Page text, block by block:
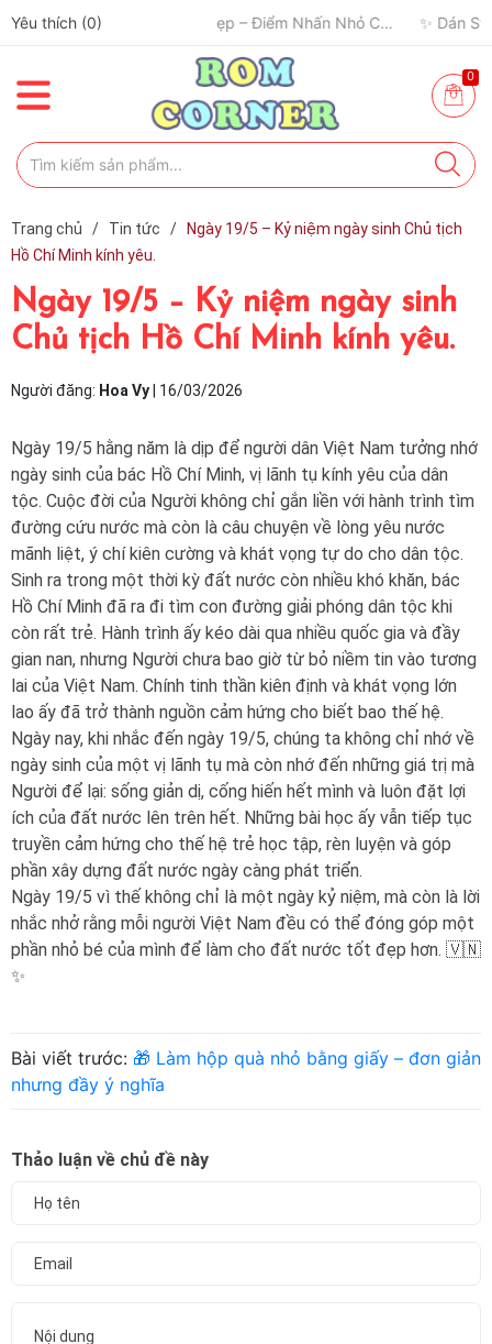
Yêu thích (0)
0
Trang chủ / Tin tức /
Ngày 19/5 – Kỷ niệm ngày sinh Chủ tịch
Hồ Chí Minh kính yêu.
Ngày 19/5 – Kỷ niệm ngày sinh
Chủ tịch Hồ Chí Minh kính yêu.
Người đăng: Hoa Vy 16/03/2026
Ngày 19/5 hằng năm là dịp để người dân Việt Nam tưởng nhớ
ngày sinh của bác Hồ Chí Minh, vị lãnh tụ kính yêu của dân
tộc. Cuộc đời của Người không chỉ gắn liền với hành trình tìm
đường cứu nước mà còn là câu chuyện về lòng yêu nước
mãnh liệt, ý chí kiên cường và khát vọng tự do cho dân tộc.
Sinh ra trong một thời kỳ đất nước còn nhiều khó khăn, bác
Hồ Chí Minh đã ra đi tìm con đường giải phóng dân tộc khi
còn rất trẻ. Hành trình ấy kéo dài qua nhiều quốc gia và đầy
gian nan, nhưng Người chưa bao giờ từ bỏ niềm tin vào tương
lai của Việt Nam. Chính tinh thần kiên định và khát vọng lớn
lao ấy đã trở thành nguồn cảm hứng cho biết bao thế hệ.
Ngày nay, khi nhắc đến ngày 19/5, chúng ta không chỉ nhớ về
ngày sinh của một vị lãnh tụ mà còn nhớ đến những giá trị mà
Người để lại: sống giản dị, cống hiến hết mình và luôn đặt lợi
ích của đất nước lên trên hết. Những bài học ấy vẫn tiếp tục
truyền cảm hứng cho thế hệ trẻ học tập, rèn luyện và góp
phần xây dựng đất nước ngày càng phát triển.
Ngày 19/5 vì thế không chỉ là một ngày kỷ niệm, mà còn là lời
nhắc nhở rằng mỗi người Việt Nam đều có thể đóng góp một
phần nhỏ bé của mình để làm cho đất nước tốt đẹp hơn. 🇻🇳
✨
Bài viết trước: 🎁 Làm hộp quà nhỏ bằng giấy – đơn giản
nhưng đầy ý nghĩa
Thảo luận về chủ đề này